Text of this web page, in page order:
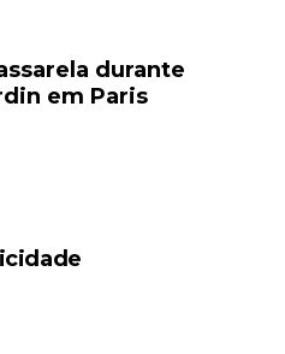
durante
em Paris